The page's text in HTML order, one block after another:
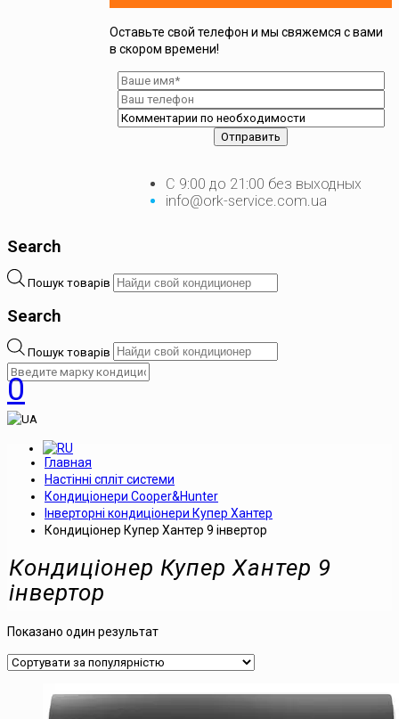
Оставьте свой телефон и мы свяжемся с вами
в скором времени!
С 9:00 до 21:00 без выходных
info@ork-service.com.ua
Search
Пошук товарів
Search
Пошук товарів
0
Главная
Настінні спліт системи
Кондиціонери Cooper&Hunter
Інверторні кондиціонери Купер Хантер
Кондиціонер Купер Хантер 9 інвертор
Кондиціонер Купер Хантер 9
інвертор
Показано один результат